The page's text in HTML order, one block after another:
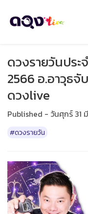
ดวงรายวันประ
2566 อ.อาวุธ
ดวงlive
Published - วันศุกร์ 31
#ดวงรายวัน